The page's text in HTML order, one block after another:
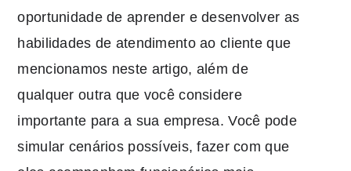
oportunidade de aprender e desenvolver as
habilidades de atendimento ao cliente que
mencionamos neste artigo, além de
qualquer outra que você considere
importante para a sua empresa. Você pode
simular cenários possíveis, fazer com que